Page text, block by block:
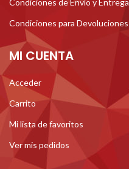
Condiciones para Devoluciones
MI CUENTA
Acceder
Carrito
Mi lista de favoritos
Ver mis pedidos